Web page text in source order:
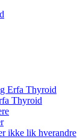
Erfa Thyroid
Thyroid
ikke lik hverandre